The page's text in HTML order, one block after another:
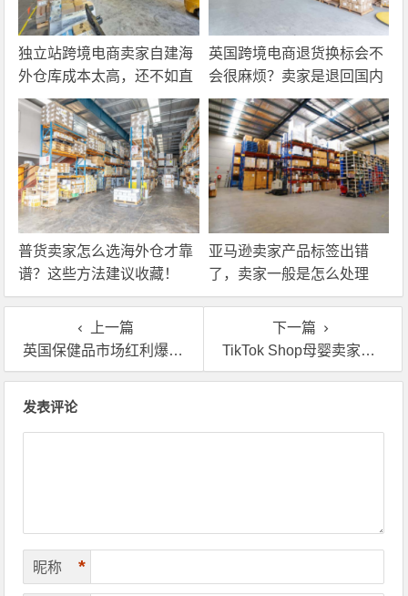
独立站跨境电商卖家自建海
外仓库成本太高，还不如直
接找第三方自营海外仓！
英国跨境电商退货换标会不
会很麻烦？卖家是退回国内
还是在海外直接处理？
普货卖家怎么选海外仓才靠
谱？这些方法建议收藏！
亚马逊卖家产品标签出错
了，卖家一般是怎么处理
的？
上一篇
英国保健品市场红利爆发，亚马逊卖家物流难题怎么用海外仓破解
下一篇
TikTok Shop母婴卖家必读：英国海外仓一件代发的真实费用
发表评论
昵称 *